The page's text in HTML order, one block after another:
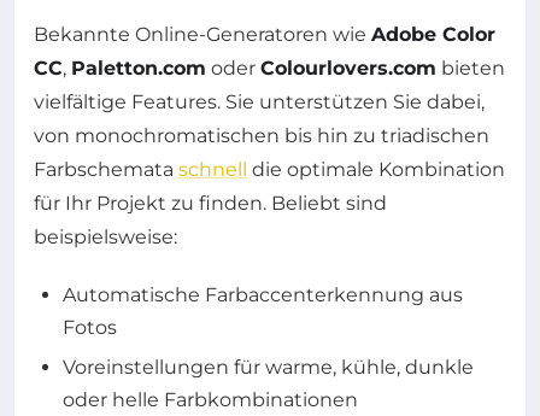
Bekannte Online-Generatoren wie Adobe Color
CC, Paletton.com oder Colourlovers.com bieten
vielfältige Features. Sie unterstützen Sie dabei,
von monochromatischen bis hin zu triadischen
Farbschemata schnell die optimale Kombination
für Ihr Projekt zu finden. Beliebt sind
beispielsweise:
Automatische Farbaccenterkennung aus
Fotos
Voreinstellungen für warme, kühle, dunkle
oder helle Farbkombinationen